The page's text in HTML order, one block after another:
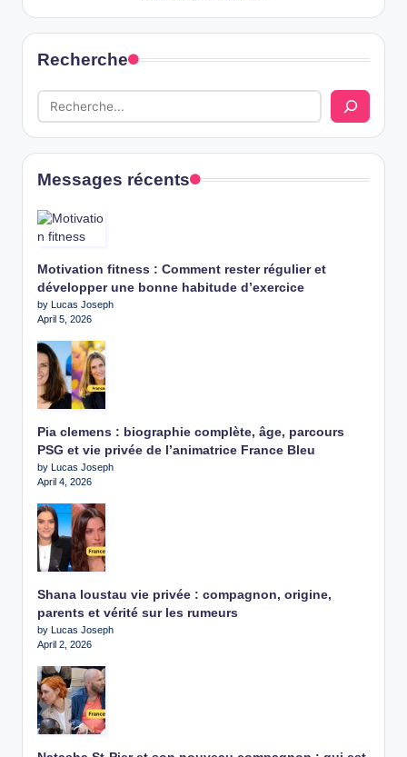
Recherche
Messages récents
Motivation fitness : Comment rester régulier et
développer une bonne habitude d’exercice
by Lucas Joseph
April 5, 2026
Pia clemens : biographie complète, âge, parcours
PSG et vie privée de l’animatrice France Bleu
by Lucas Joseph
April 4, 2026
Shana loustau vie privée : compagnon, origine,
parents et vérité sur les rumeurs
by Lucas Joseph
April 2, 2026